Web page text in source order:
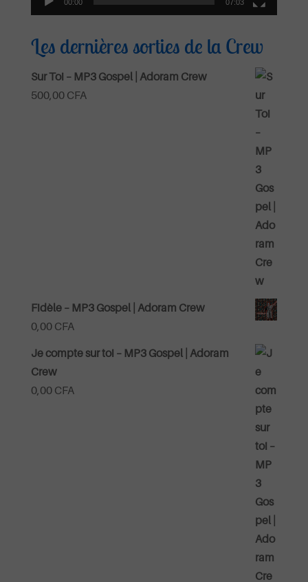
00:00 07:03
Les dernières sorties de la Crew
Sur Toi – MP3 Gospel | Adoram Crew
500,00 CFA
Fidèle – MP3 Gospel | Adoram Crew
0,00 CFA
Je compte sur toi – MP3 Gospel | Adoram
Crew
0,00 CFA